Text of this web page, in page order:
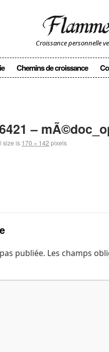
Croissance personnelle
Chemins de croissance
–
size is 170 × 142 pixels
publiée. Les champs